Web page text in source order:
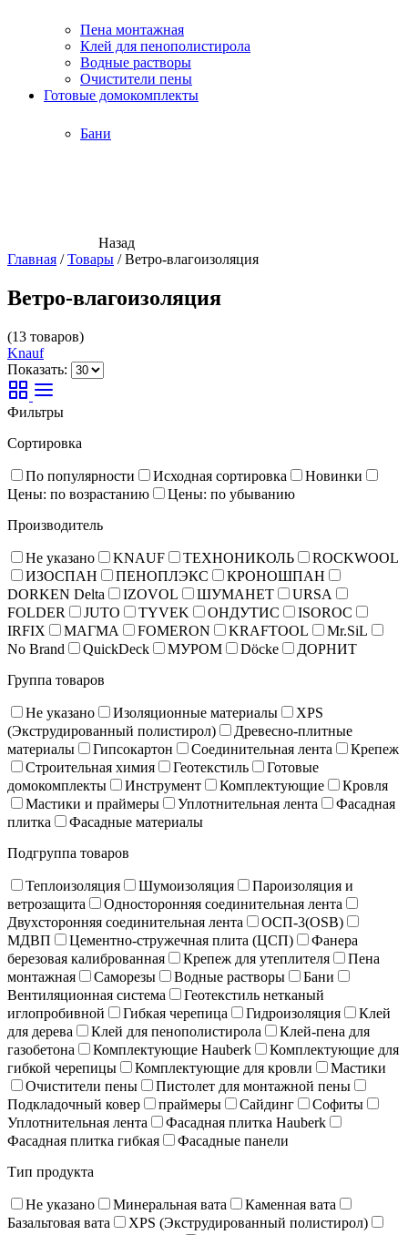
Пена монтажная
Клей для пенополистирола
Водные растворы
Очистители пены
Готовые домокомплекты
Бани
Назад
Главная /Товары /Ветро-влагоизоляция
Ветро-влагоизоляция
(13 товаров)
Knauf
Показать:
Фильтры
Сортировка
По популярности Исходная сортировка
Новинки
Цены: по возрастанию
Цены: по убыванию
Производитель
Не указано KNAUF ТЕХНОНИКОЛЬ
ROCKWOOL
ИЗОСПАН
ПЕНОПЛЭКС
КРОНОШПАН
DORKEN Delta
IZOVOL ШУМАНЕТ
URSA
FOLDER
JUTO TYVEK ОНДУТИС
ISOROC
IRFIX
МАГМА FOMERON KRAFTOOL
Mr.SiL
No Brand
QuickDeck МУРОМ Döcke
ДОРНИТ
Группа товаров
Не указано Изоляционные материалы
XPS
(Экструдированный полистирол)
Древесно-плитные
материалы
Гипсокартон Соединительная лента
Крепеж
Строительная химия
Геотекстиль
Готовые
домокомплекты
Инструмент Комплектующие
Кровля
Мастики и праймеры
Уплотнительная лента
Фасадная
плитка
Фасадные материалы
Подгруппа товаров
Теплоизоляция Шумоизоляция
Пароизоляция и
ветрозащита
Односторонняя соединительная лента
Двухсторонняя соединительная лента
ОСП-3(OSB)
МДВП
Цементно-стружечная плита (ЦСП)
Фанера
березовая калиброванная
Крепеж для утеплителя
Пена
монтажная
Саморезы Водные растворы
Бани
Вентиляционная система
Геотекстиль нетканый
иглопробивной
Гибкая черепица Гидроизоляция
Клей
для дерева
Клей для пенополистирола
Клей-пена для
газобетона
Комплектующие Hauberk
Комплектующие для
гибкой черепицы
Комплектующие для кровли
Мастики
Очистители пены
Пистолет для монтажной пены
Подкладочный ковер
праймеры Сайдинг
Софиты
Уплотнительная лента
Фасадная плитка Hauberk
Фасадная плитка гибкая
Фасадные панели
Тип продукта
Не указано Минеральная вата
Каменная вата
Базальтовая вата
XPS (Экструдированный полистирол)